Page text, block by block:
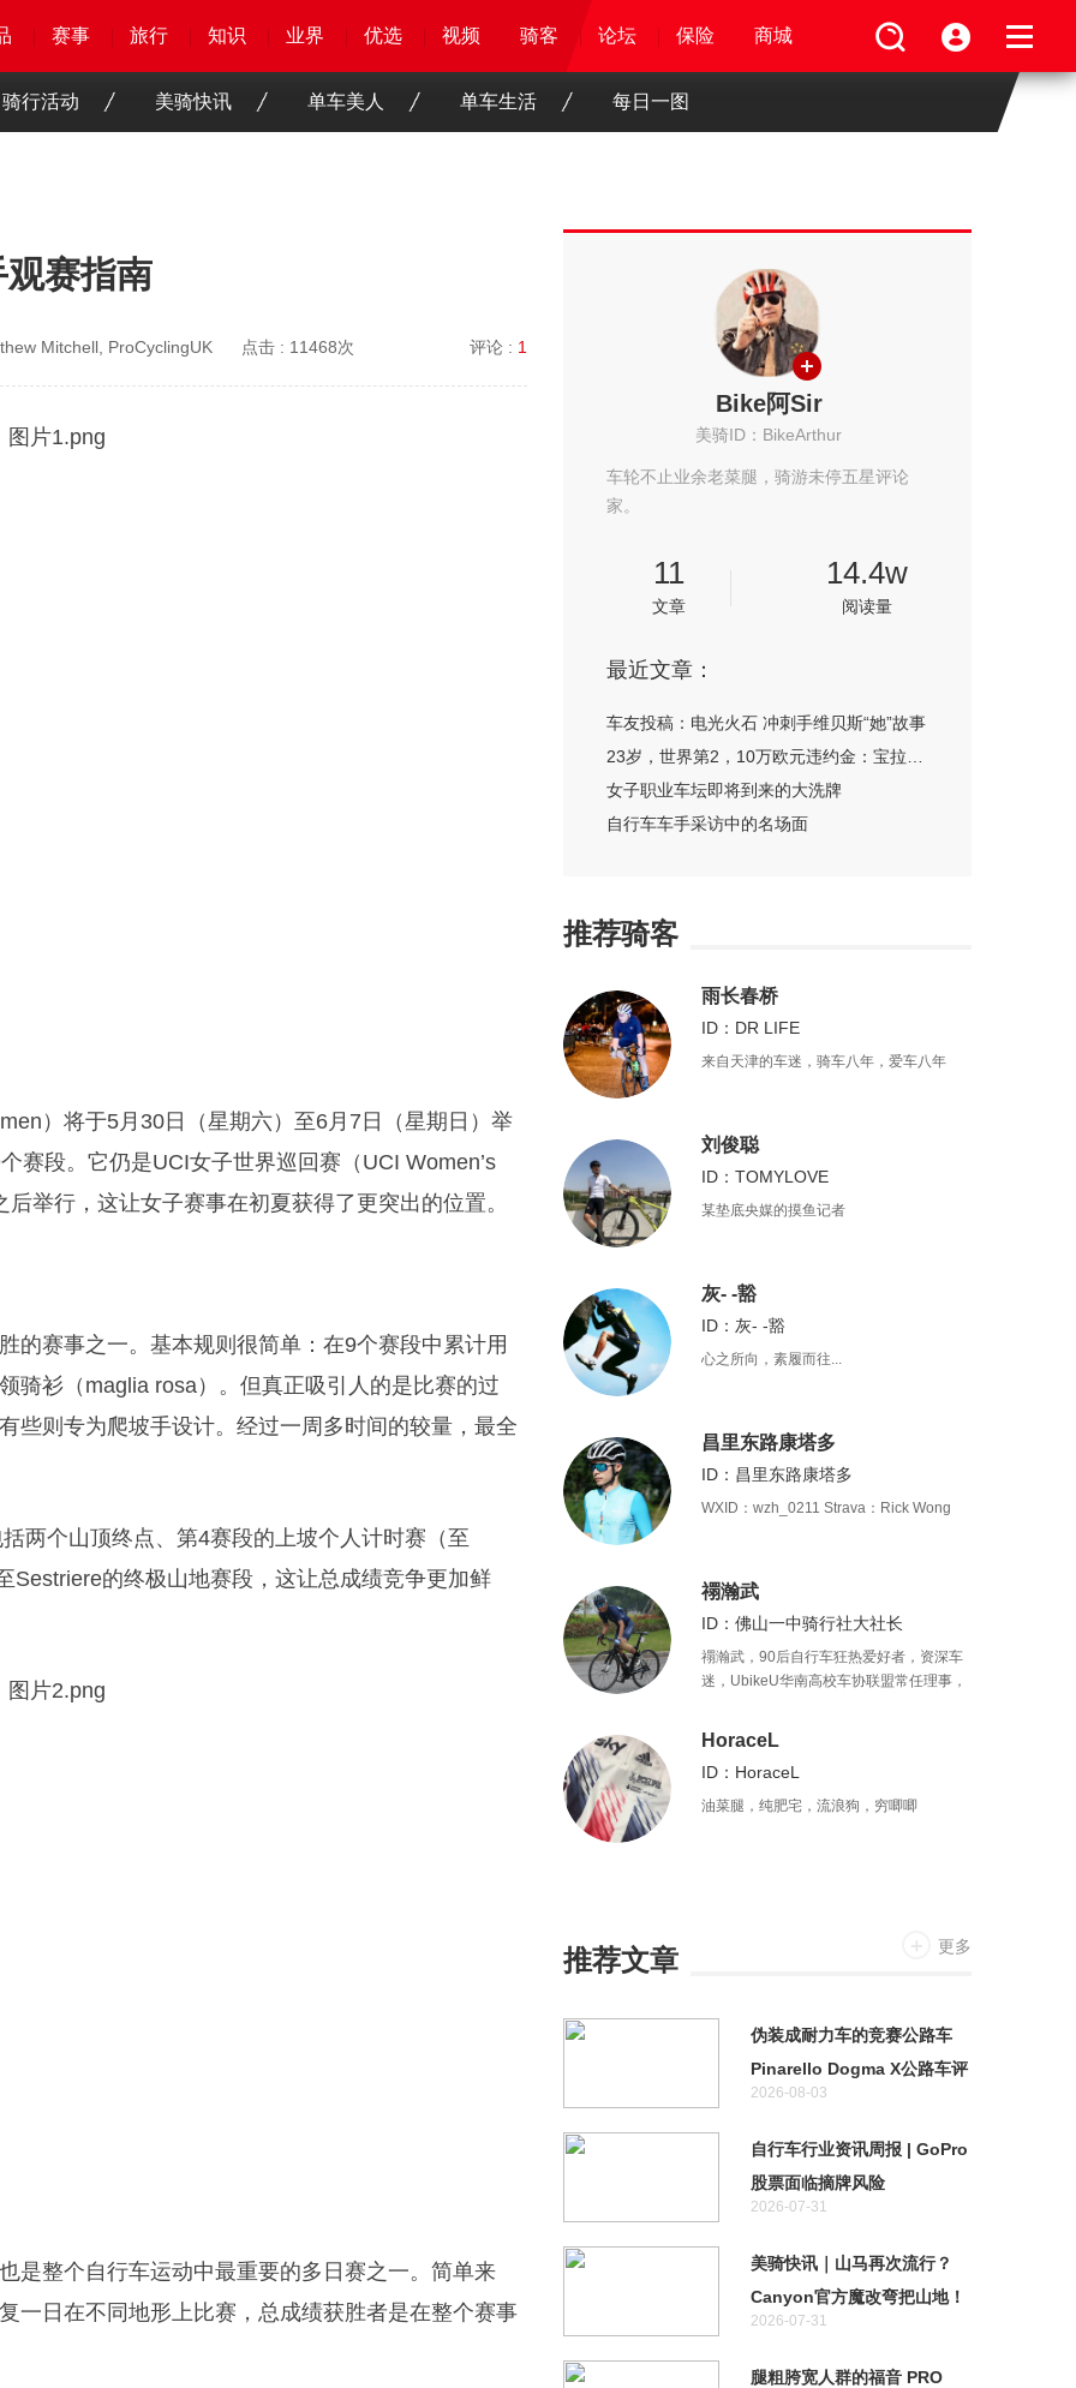
赛事 旅行 知识 业界 优选 骑客 论坛 保险 商城
赛事 旅行 知识 业界 优选 骑客 视频 论坛 保险 商城
赛事 旅行 知识 业界 优选 视频 骑客 论坛 保险 商城
赛事 旅行 知识 业界 优选 视频 骑客 论坛 保险 商城
骑行活动 美骑快讯 单车美人 单车生活 每日一图
赛指南
Mitchell, ProCyclingUK 点击 : 11468次 评论 : 1
）将于5月30日（星期六）至6月7日（星期日）举
赛段。它仍是UCI女子世界巡回赛（UCI Women’s
举行，这让女子赛事在初夏获得了更突出的位置。
的赛事之一。基本规则很简单：在9个赛段中累计用
骑衫（maglia rosa）。但真正吸引人的是比赛的过
些则专为爬坡手设计。经过一周多时间的较量，最全
两个山顶终点、第4赛段的上坡个人计时赛（至
Sestriere的终极山地赛段，这让总成绩竞争更加鲜
是整个自行车运动中最重要的多日赛之一。简单来
一日在不同地形上比赛，总成绩获胜者是在整个赛事
Bike阿Sir
美骑ID：BikeArthur
车轮不止业余老菜腿，骑游未停五星评论
家。
11
文章
14.4w
阅读量
最近文章：
车友投稿：电光火石 冲刺手维贝斯“她”故事
女子职业车坛即将到来的大洗牌
自行车车手采访中的名场面
推荐骑客
雨长春桥
ID：DR LIFE
来自天津的车迷，骑车八年，爱车八年
刘俊聪
ID：TOMYLOVE
某垫底央媒的摸鱼记者
灰- -豁
ID：灰- -豁
心之所向，素履而往...
昌里东路康塔多
ID：昌里东路康塔多
WXID：wzh_0211 Strava：Rick Wong
禤瀚武
ID：佛山一中骑行社大社长
禤瀚武，90后自行车狂热爱好者，资深车
迷，UbikeU华南高校车协联盟常任理事，
国际新闻专业。
HoraceL
ID：HoraceL
油菜腿，纯肥宅，流浪狗，穷唧唧
推荐文章 更多
伪装成耐力车的竞赛公路车
Pinarello Dogma X公路车评
测
2026-08-03
自行车行业资讯周报 | GoPro
股票面临摘牌风险
2026-07-31
美骑快讯｜山马再次流行？
Canyon官方魔改弯把山地！
特斯拉首款两轮车居然不是电
2026-07-31
腿粗胯宽人群的福音 PRO